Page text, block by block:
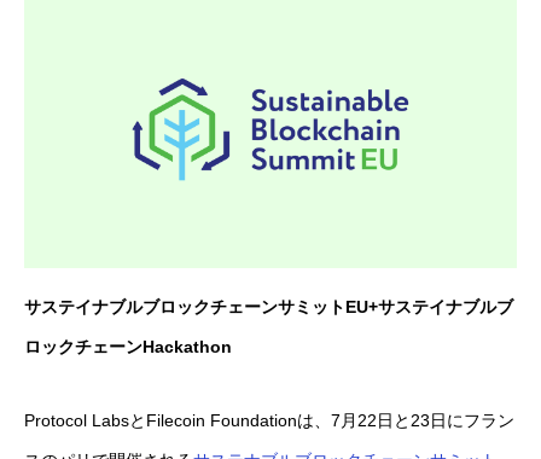
サステイナブルブロックチェーンサミットEU+サステイナブルブ
ロックチェーンHackathon
Protocol LabsとFilecoin Foundationは、7月22日と23日にフラン